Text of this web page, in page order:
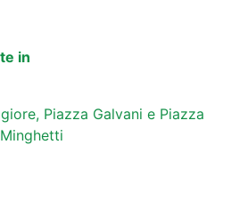
in
Piazza Galvani e Piazza
Minghetti